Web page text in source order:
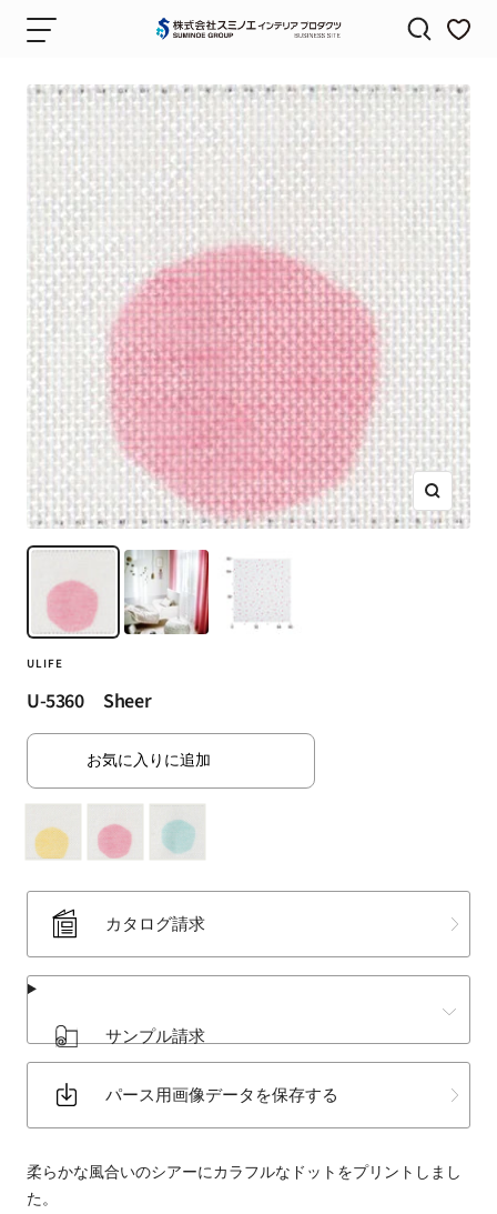
ナ
ゲ
ー
シ
ョ
ン
株
会
社
ス
ミ
ノ
エ
イ
ン
テ
リ
ア
プ
ロ
ダ
ク
ツ
（SUMINOE
Interior
Products
Co.,
Ltd.）
ー
ン・
カ
ー
ト・
ラ
材
な
ど
扱
フ
ズ
ー
ULIFE
U-5360 Sheer
カタログ請求
サンプル請求
パース用画像データを保存する
柔らかな風合いのシアーにカラフルなドットをプリントしまし
た。
お気に入りに追加